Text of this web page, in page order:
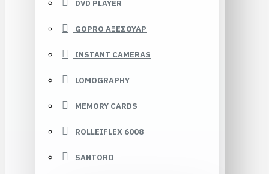
DVD PLAYER
GOPRO ΑΞΕΣΟΥΑΡ
INSTANT CAMERAS
LOMOGRAPHY
MEMORY CARDS
ROLLEIFLEX 6008
SANTORO